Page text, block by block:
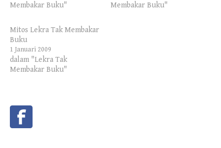
Membakar Buku"
Membakar Buku"
Mitos Lekra Tak Membakar
Buku
1 Januari 2009
dalam "Lekra Tak
Membakar Buku"